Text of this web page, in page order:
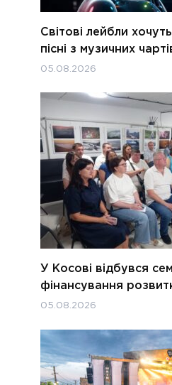
Світові лейбли
пісні з музичних
05.08.2026
У Косові відбувся
фінансування
05.08.2026